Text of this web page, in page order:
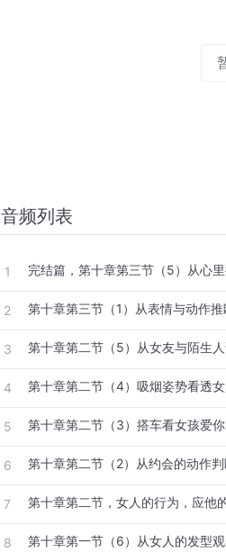
音频列表
1 完结篇，第十章第三节（5）从心
2 第十章第三节（1）从表情与动作
3 第十章第二节（5）从女友与陌生
4 第十章第二节（4）吸烟姿势看透
5 第十章第二节（3）搭车看女孩爱
6 第十章第二节（2）从约会的动作
7 第十章第二节，女人的行为，应他
8 第十章第一节（6）从女人的发型